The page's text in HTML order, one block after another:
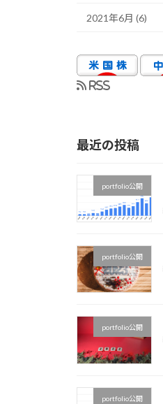
2021年6月 (6)
RSS
最近の投稿
portfolio公開
portfolio公開
portfolio公開
portfolio公開